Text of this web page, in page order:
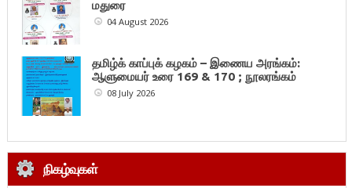
மதுரை
04 August 2026
தமிழ்க் காப்புக் கழகம் – இணைய அரங்கம்:
ஆளுமையர் உரை 169 & 170 ; நூலரங்கம்
08 July 2026
நிகழ்வுகள்